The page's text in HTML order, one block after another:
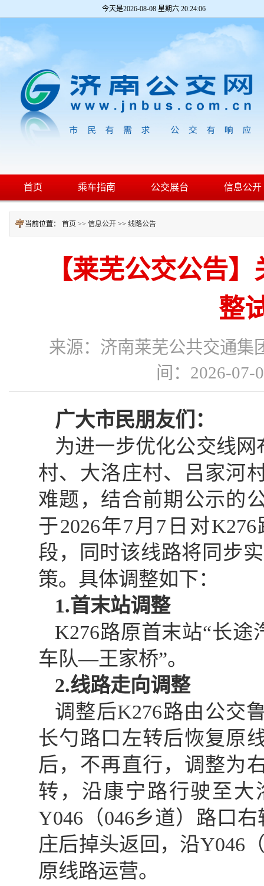
今天是2026-08-08 星期六 20:24:06
首页 乘车指南 公交展台 信息公开
当前位置： 首页 >> 信息公开 >> 线路公告
【莱芜公交公告
整
来源：济南莱芜公共交
间：2026-
广大市民朋友们：
为进一步优化公交线
村、大洛庄村、吕家河
难题，结合前期公示的
于2026年7月7日对
段，同时该线路将同步
策。具体调整如下：
1.首末站调整
K276路原首末站“长
车队—王家桥”。
2.线路走向调整
调整后K276路由公交
长勺路口左转后恢复原
后，不再直行，调整为
转，沿康宁路行驶至
Y046（046乡道）路口
庄后掉头返回，沿Y046
原线路运营。